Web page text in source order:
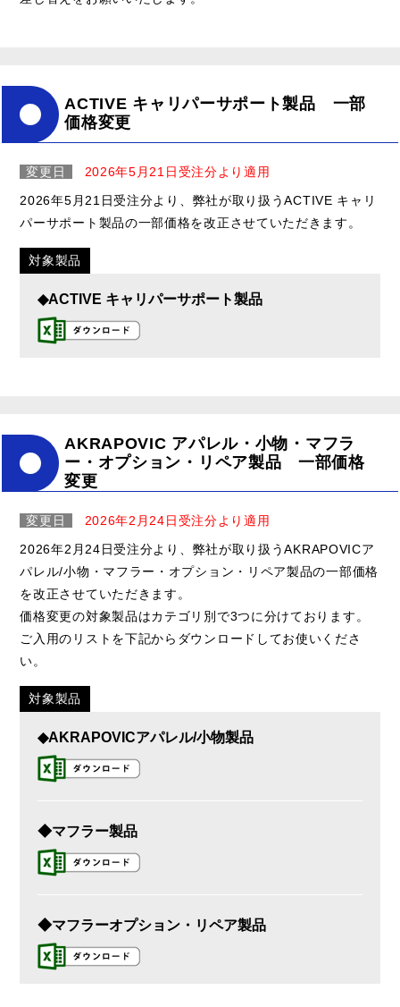
ACTIVE キャリパーサポート製品 一部
価格変更
変更日
2026年5月21日受注分より適用
2026年5月21日受注分より、弊社が取り扱うACTIVE キャリ
パーサポート製品の一部価格を改正させていただきます。
対象製品
◆ACTIVE キャリパーサポート製品
AKRAPOVIC アパレル・小物・マフラ
ー・オプション・リペア製品 一部価格
変更
変更日
2026年2月24日受注分より適用
2026年2月24日受注分より、弊社が取り扱うAKRAPOVICア
パレル/小物・マフラー・オプション・リペア製品の一部価格
を改正させていただきます。
価格変更の対象製品はカテゴリ別で3つに分けております。
ご入用のリストを下記からダウンロードしてお使いくださ
い。
対象製品
◆AKRAPOVICアパレル/小物製品
◆マフラー製品
◆マフラーオプション・リペア製品